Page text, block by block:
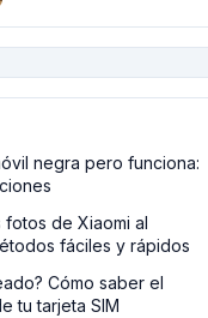
negra pero funciona:
fotos de Xiaomi al
fáciles y rápidos
Cómo saber el
tu tarjeta SIM